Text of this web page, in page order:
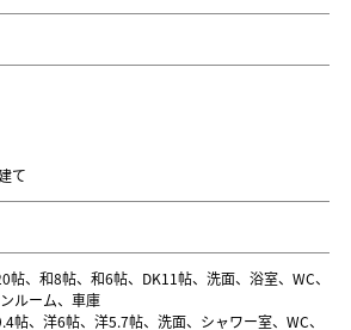
て
帖、和8帖、和6帖、DK11帖、洗面、浴室、WC、
ルーム、車庫
帖、洋6帖、洋5.7帖、洗面、シャワー室、WC、